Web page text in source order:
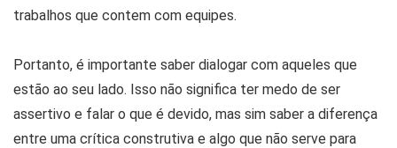
trabalhos que contem com equipes.
Portanto, é importante saber dialogar com aqueles que
estão ao seu lado. Isso não significa ter medo de ser
assertivo e falar o que é devido, mas sim saber a diferença
entre uma crítica construtiva e algo que não serve para